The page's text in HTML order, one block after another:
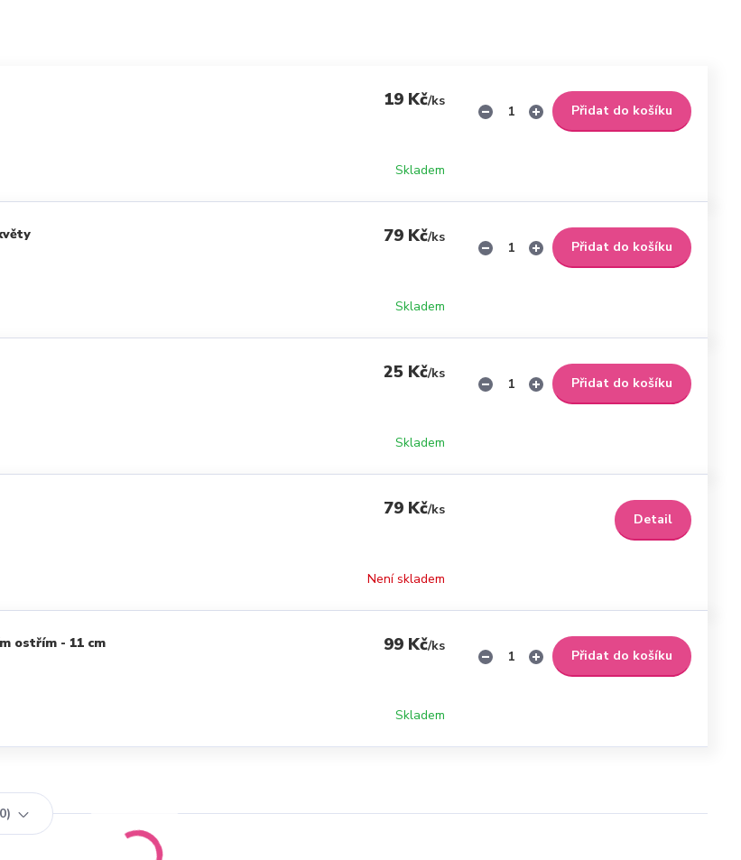
19 Kč/ks
Skladem
Přidat do košíku
79 Kč/ks
Skladem
Přidat do košíku
25 Kč/ks
Skladem
Přidat do košíku
79 Kč/ks
Není skladem
Detail
ostřím - 11 cm 99 Kč/ks
Skladem
Přidat do košíku
0